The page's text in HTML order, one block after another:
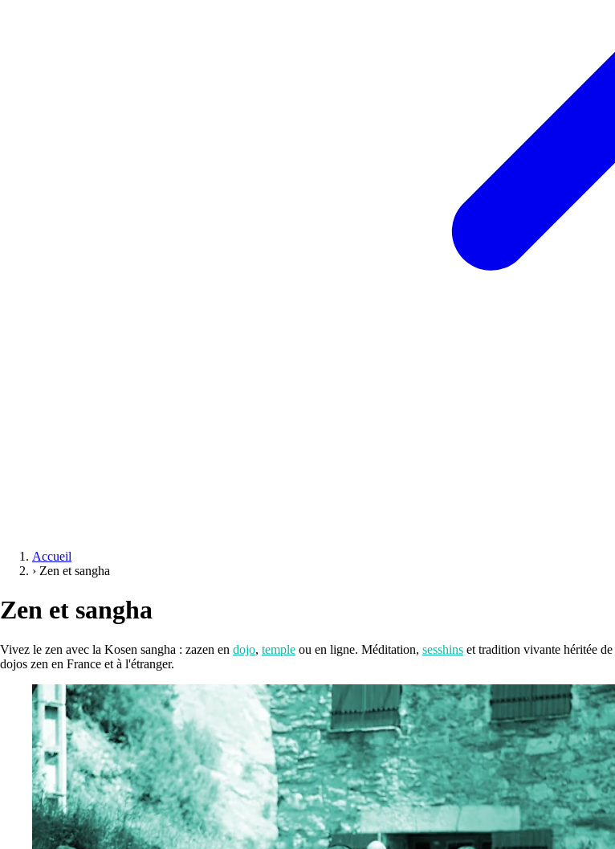
Accueil
› Zen et sangha
Zen et sangha
Vivez le zen avec la Kosen sangha : zazen en dojo, temple ou en ligne. Méditation, sesshins et tradition vivante héritée de
dojos zen en France et à l'étranger.